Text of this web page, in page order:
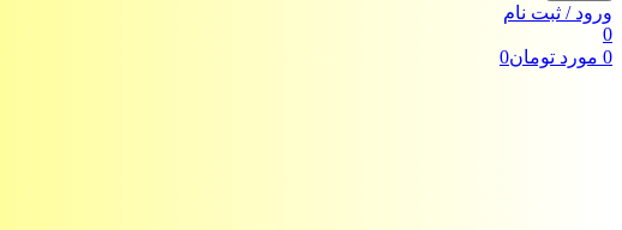
ورود / ثبت نام
0
0 مورد تومان0